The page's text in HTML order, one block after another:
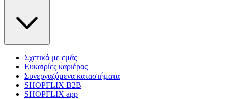
Σχετικά με εμάς
Ευκαιρίες καριέρας
Συνεργαζόμενα καταστήματα
SHOPFLIX B2B
SHOPFLIX app